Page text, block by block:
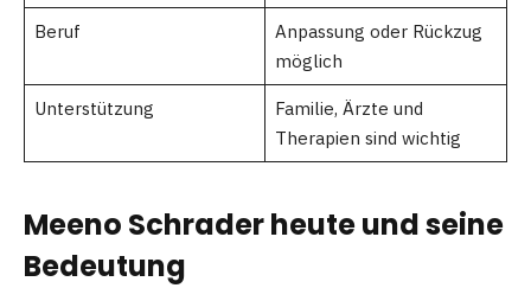
Beruf
Anpassung oder Rückzug
möglich
Unterstützung
Familie, Ärzte und
Therapien sind wichtig
Meeno Schrader heute und seine
Bedeutung